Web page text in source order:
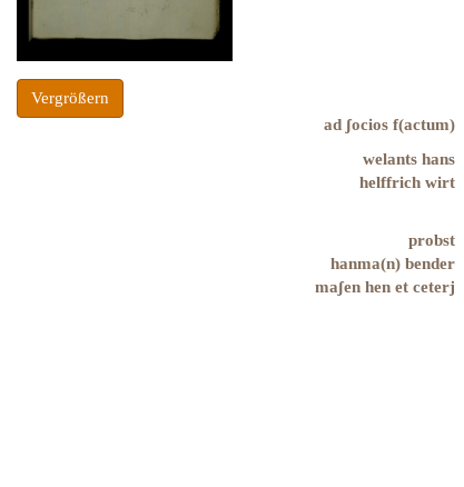
Vergrößern
ad ʃocios f(actum)
welants hans
helffrich wirt
probst
hanma(n) bender
maʃen hen et ceterj